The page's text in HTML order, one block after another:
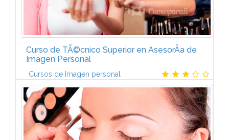
Curso de TÃ©cnico Superior en AsesorÃ­a de
Imagen Personal
Cursos de Imagen personal
Programa del Curso de TÃ©cnico Superior en
AsesorÃ­a de Imagen PersonalEl Curso a distancia de
CCC se distribuye en ocho MÃ³dulos
formativos:MÃ³dulo 1. AsesorÃ­a de belleza.
MÃ³dulo...